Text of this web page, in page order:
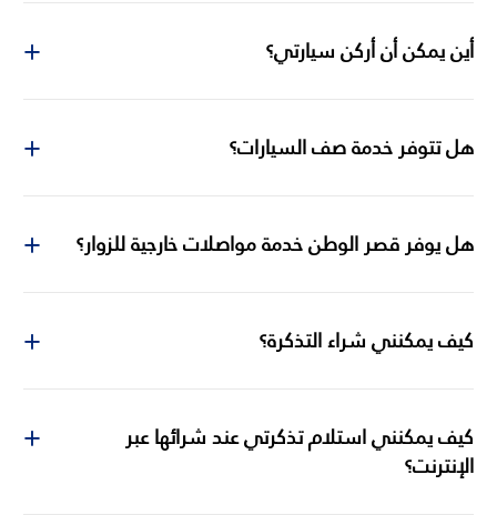
أين يمكن أن أركن سيارتي؟
هل تتوفر خدمة صف السيارات؟
هل يوفر قصر الوطن خدمة مواصلات خارجية للزوار؟
كيف يمكنني شراء التذكرة؟
كيف يمكنني استلام تذكرتي عند شرائها عبر
الإنترنت؟